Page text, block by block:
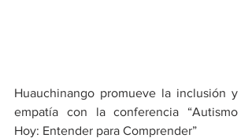
Huauchinango promueve la inclusión y
empatía con la conferencia “Autismo
Hoy: Entender para Comprender”